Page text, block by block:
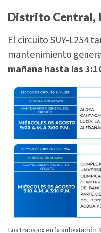
Distrito Central,
El circuito SUY-L254
mantenimiento
mañana hasta las
Los trabajos en la subestación